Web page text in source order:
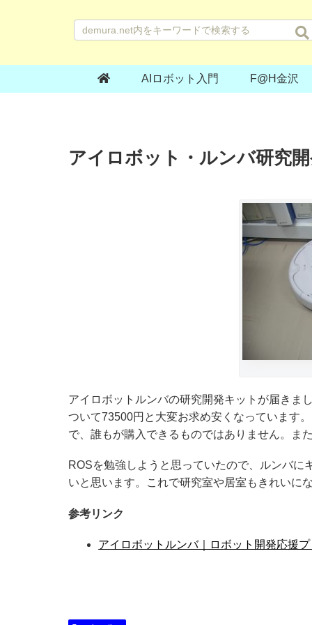
AIロボット入門 F@H金沢
アイロボット・ルンバ研究
アイロボットルンバの研究開発キットが届きま
ついて73500円と大変お求め安くなっています
で、誰もが購入できるものではありません。ま
ROSを勉強しようと思っていたので、ルンバに
いと思います。これで研究室や居室もきれいに
参考リンク
アイロボットルンバ｜ロボット開発応援